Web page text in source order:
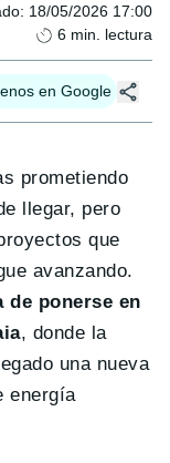
: 18/05/2026 17:00
6 min. lectura
en Google
prometiendo
llegar, pero
que
avanzando.
de ponerse en
, donde la
una nueva
energía